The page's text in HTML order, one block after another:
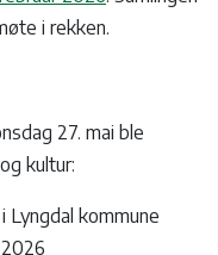
i rekken.
27. mai ble
kultur:
kommune